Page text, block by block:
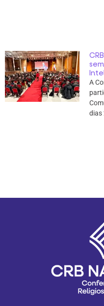
A
dias